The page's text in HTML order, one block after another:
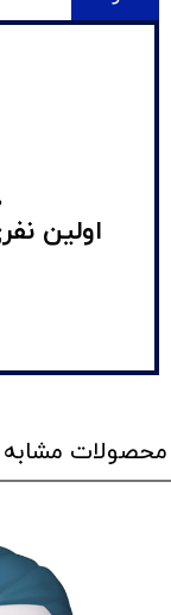
اولین
محصولات مشابه